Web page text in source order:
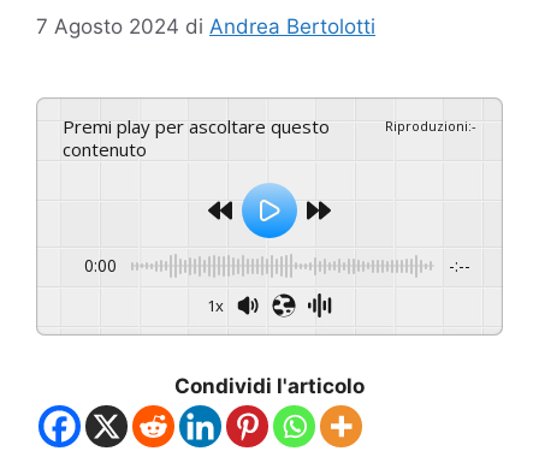
7 Agosto 2024 di Andrea Bertolotti
Premi play per ascoltare questo
contenuto
Riproduzioni:-
0:00 -:--
1x
Condividi l'articolo